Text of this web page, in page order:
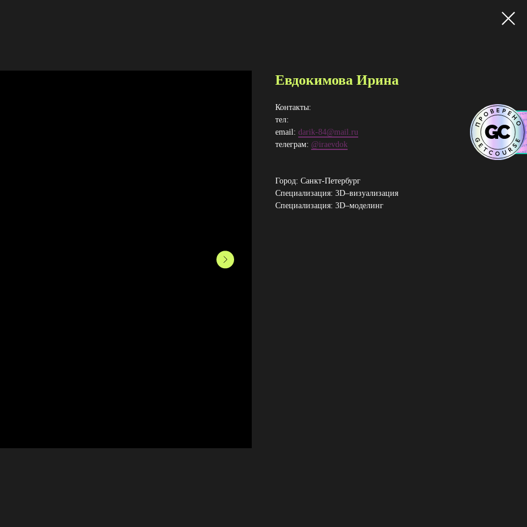
Евдокимова Ирина
Контакты:
тел:
email: darik-84@mail.ru
телеграм: @iraevdok
Город: Санкт-Петербург
Специализация: 3D–визуализация
Специализация: 3D–​моделинг